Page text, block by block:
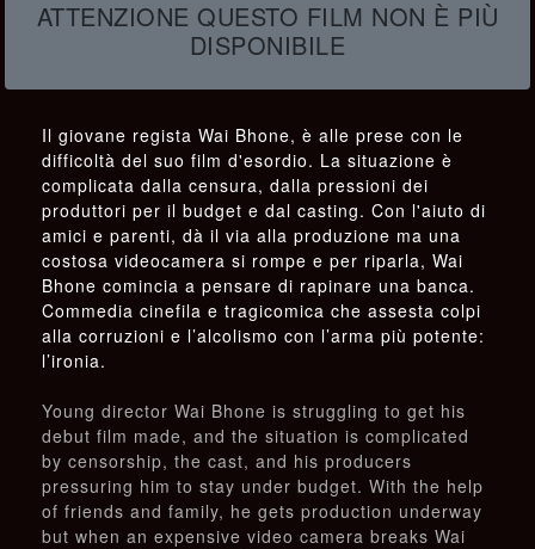
ATTENZIONE QUESTO FILM NON È PIÙ
DISPONIBILE
Il giovane regista Wai Bhone, è alle prese con le
difficoltà del suo film d'esordio. La situazione è
complicata dalla censura, dalla pressioni dei
produttori per il budget e dal casting. Con l'aiuto di
amici e parenti, dà il via alla produzione ma una
costosa videocamera si rompe e per riparla, Wai
Bhone comincia a pensare di rapinare una banca.
Commedia cinefila e tragicomica che assesta colpi
alla corruzioni e l’alcolismo con l’arma più potente:
l’ironia.
Young director Wai Bhone is struggling to get his
debut film made, and the situation is complicated
by censorship, the cast, and his producers
pressuring him to stay under budget. With the help
of friends and family, he gets production underway
but when an expensive video camera breaks Wai